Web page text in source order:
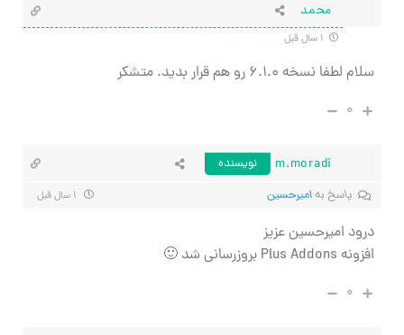
محمد
سلام لطفا نسخه ۶.۱.۰ رو هم قرار بدید. متشکر
۰
m.moradi
نویسنده
پاسخ بهامیرحسین
درود امیرحسین عزیز
افزونه Plus Addons بروزرسانی شد 🙂
۰